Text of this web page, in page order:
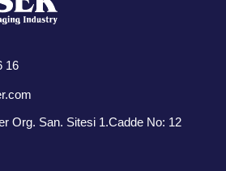
16
Org. San. Sitesi 1.Cadde No: 12